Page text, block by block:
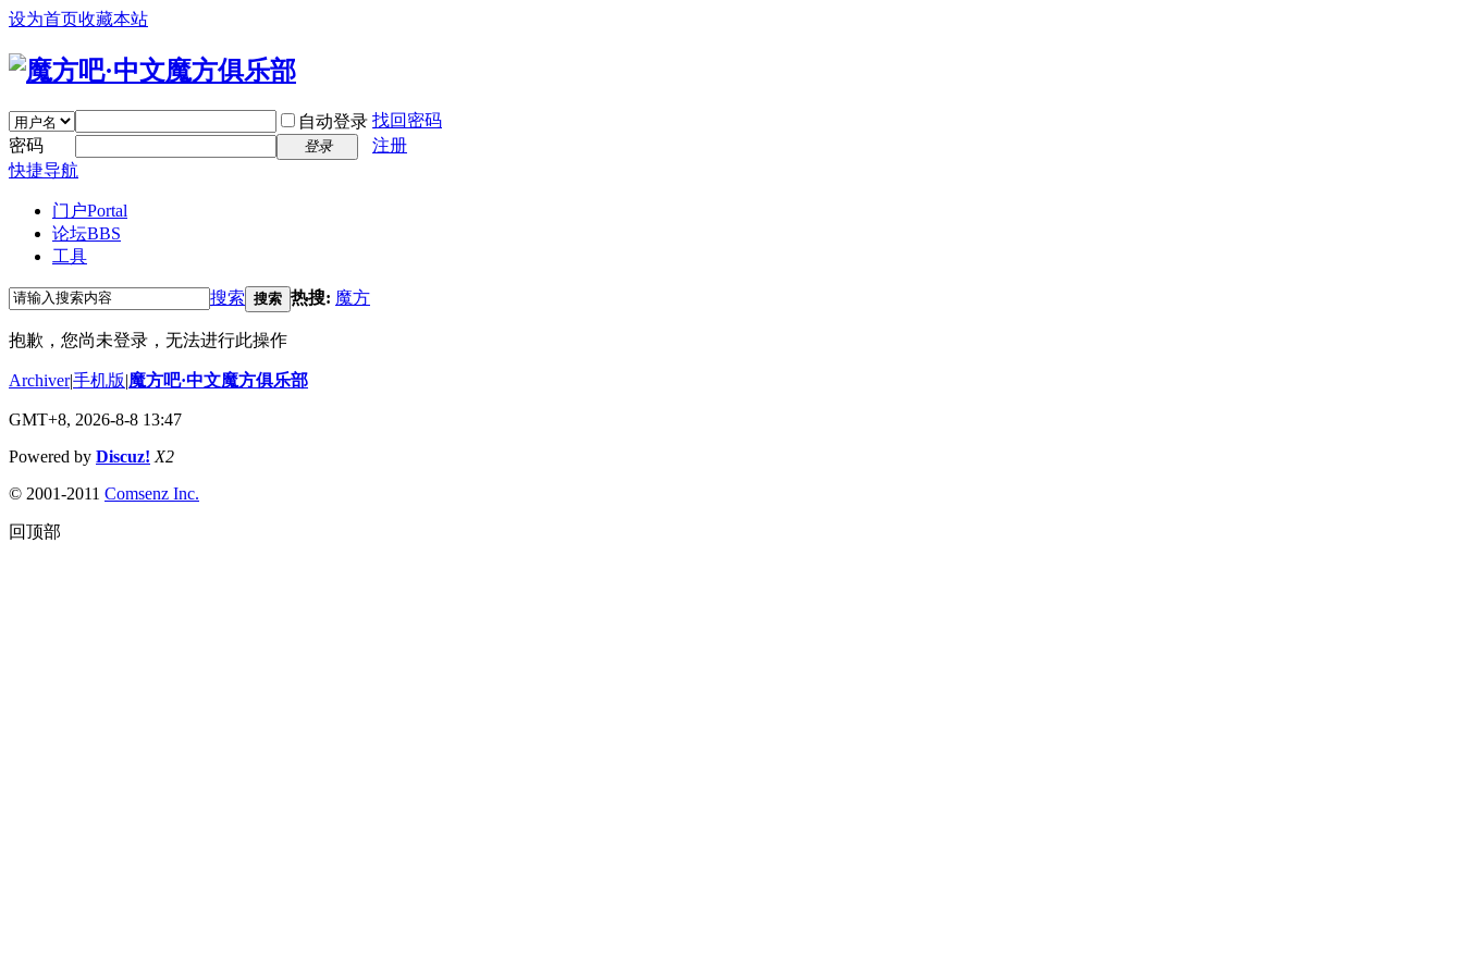
设为首页收藏本站
自动登录 找回密码
密码
登录
注册
快捷导航
门户Portal
论坛BBS
工具
搜索 搜索 热搜: 魔方
抱歉，您尚未登录，无法进行此操作
Archiver|手机版|魔方吧·中文魔方俱乐部
GMT+8, 2026-8-8 13:47
Powered by Discuz! X2
© 2001-2011 Comsenz Inc.
回顶部